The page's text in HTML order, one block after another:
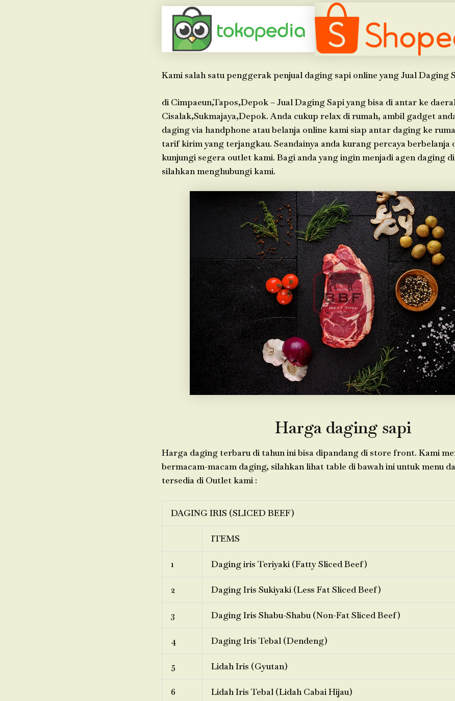
Kami salah satu penggerak penjual daging sapi online yang Jual Daging
di Cimpaeun,Tapos,Depok – Jual Daging Sapi yang bisa di antar ke
Cisalak,Sukmajaya,Depok. Anda cukup relax di rumah, ambil gadget
daging via handphone atau belanja online kami siap antar daging ke
tarif kirim yang terjangkau. Seandainya anda kurang percaya berbelanja
kunjungi segera outlet kami. Bagi anda yang ingin menjadi agen daging
silahkan menghubungi kami.
Harga daging sapi
Harga daging terbaru di tahun ini bisa dipandang di store front. Kami
bermacam-macam daging, silahkan lihat table di bawah ini untuk menu
tersedia di Outlet kami :
DAGING IRIS (SLICED BEEF)
ITEMS
1 Daging iris Teriyaki (Fatty Sliced Beef)
2 Daging Iris Sukiyaki (Less Fat Sliced Beef)
3 Daging Iris Shabu-Shabu (Non-Fat Sliced Beef)
4 Daging Iris Tebal (Dendeng)
5 Lidah Iris (Gyutan)
6 Lidah Iris Tebal (Lidah Cabai Hijau)